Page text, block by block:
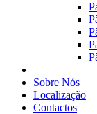
Sobre Nós
Localização
Contactos